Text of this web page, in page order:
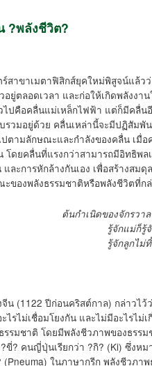
?พลังชีวิต?
สาขาเมตาฟิสิกส์ยุคใหม่พิสูจน์แล้ว
อยู่ตลอดเวลา และก่อให้เกิดพลังง
ไปคือคลื่นแม่เหล็กไฟฟ้า แต่ก็มีคลื่
รวมอยู่ด้วย คลื่นเหล่านี้จะมีปฏิสัมพั
ตามลักษณะและกำลังของคลื่น เมื่
โดยคลื่นที่แรงกว่าสามารถมีอิทธิพ
และการหักล้างกันเอง เพื่อสร้างส
ของพลังธรรมชาติหรือพลังชีวิตที่
ต้นกำเนิดของจักรวา
รู้จักแม่ก็รู้
รู้จักลูกไม่
น (1122 ปีก่อนคริสต์กาล) กล่าวไว้
ไรไม่เชื่อมโยงกัน และไม่มีอะไรไ
รรมชาติ โดยมีพลังชีวภาพของธรร
ขี่? คนญี่ปุ่นเรียกว่า ?กิ? (Ki) ซึ่งห
(Pneuma) ในภาษากรีก พลังชีวภ